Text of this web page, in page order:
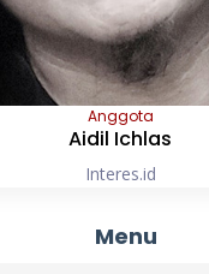
Anggota
Aidil Ichlas
Interes.id
Menu